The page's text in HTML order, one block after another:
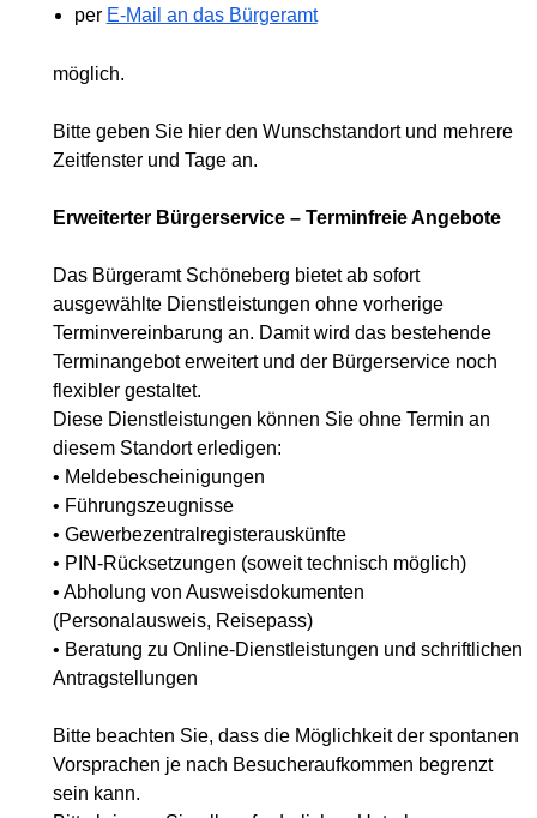
per E-Mail an das Bürgeramt
möglich.
Bitte geben Sie hier den Wunschstandort und mehrere
Zeitfenster und Tage an.
Erweiterter Bürgerservice – Terminfreie Angebote
Das Bürgeramt Schöneberg bietet ab sofort
ausgewählte Dienstleistungen ohne vorherige
Terminvereinbarung an. Damit wird das bestehende
Terminangebot erweitert und der Bürgerservice noch
flexibler gestaltet.
Diese Dienstleistungen können Sie ohne Termin an
diesem Standort erledigen:
• Meldebescheinigungen
• Führungszeugnisse
• Gewerbezentralregisterauskünfte
• PIN-Rücksetzungen (soweit technisch möglich)
• Abholung von Ausweisdokumenten
(Personalausweis, Reisepass)
• Beratung zu Online-Dienstleistungen und schriftlichen
Antragstellungen
Bitte beachten Sie, dass die Möglichkeit der spontanen
Vorsprachen je nach Besucheraufkommen begrenzt
sein kann.